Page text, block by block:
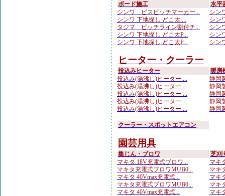
ボード施工
シンワ ビスピッチマーカー...
シンワ 下地探し どこ太 ...
タジマ ピッチライン割付チ...
シンワ 下地探し どこ太P...
シンワ 下地探し どこ太P...
水平
シン
シン
シン
シン
シン
ヒーター・クーラー
投込みヒーター
投込み(湯沸し)ヒーター ...
投込み(湯沸し)ヒーター ...
投込み(湯沸し)ヒーター ...
投込み(湯沸し)ヒーター ...
投込み(湯沸し)ヒーター ...
暖房
静岡
静岡
静岡
静岡
静岡
クーラー・スポットエアコン
園芸用具
集じん・ブロワ
マキタ 18V充電式ブロワ...
マキタ充電式ブロワMUB0...
マキタ 40Vmax充電式...
マキタ充電式ブロワMUB0...
マキタ 40Vmax充電式...
芝刈
マキ
マキ
マキ
マキ
マキ